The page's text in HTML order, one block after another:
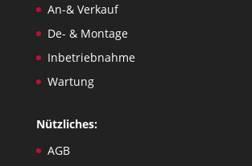
An-& Verkauf
De- & Montage
Inbetriebnahme
Wartung
Nützliches:
AGB